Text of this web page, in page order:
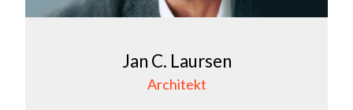
Jan C. Laursen
Architekt